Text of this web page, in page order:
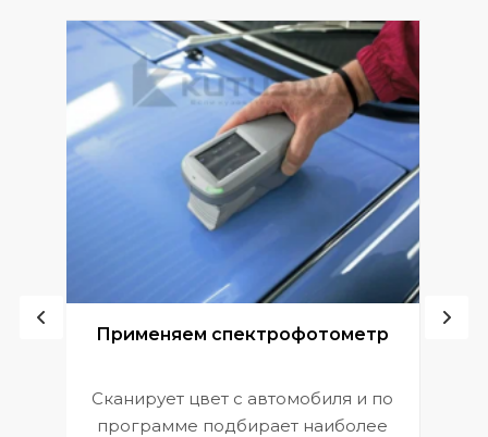
Применяем спектрофотометр
Сканирует цвет с автомобиля и по
программе подбирает наиболее